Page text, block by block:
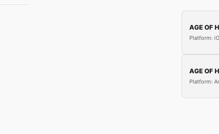
AGE OF
Platform:
AGE OF
Platform: